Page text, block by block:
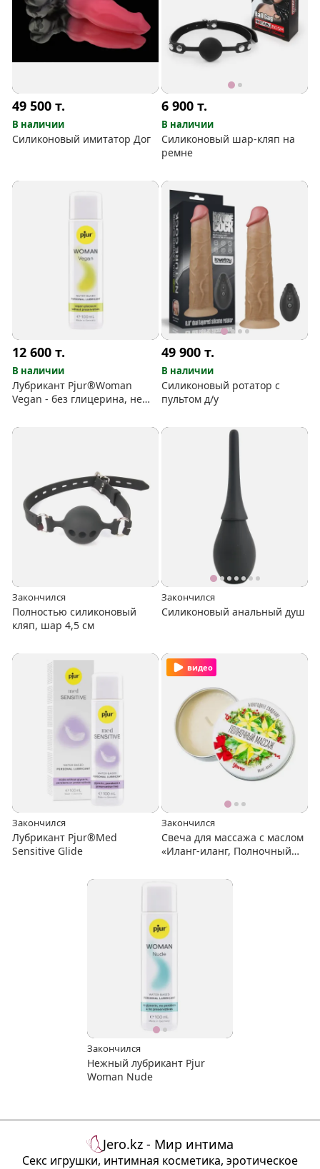
49 500т.
В наличии
Силиконовый имитатор Дог
6 900т.
В наличии
Силиконовый шар-кляп на
ремне
12 600т.
В наличии
Лубрикант Pjur®Woman
Vegan - без глицерина, не
49 900т.
В наличии
Силиконовый ротатор с
пультом д/у
Закончился
Полностью силиконовый
кляп, шар 4,5 см
Закончился
Силиконовый анальный душ
Закончился
Лубрикант Pjur®Med
Sensitive Glide
видео
Закончился
Свеча для массажа с маслом
«Иланг-иланг, Полночный
Закончился
Нежный лубрикант Pjur
Woman Nude
Jero.kz - Мир интима
Секс игрушки, интимная косметика, эротическое